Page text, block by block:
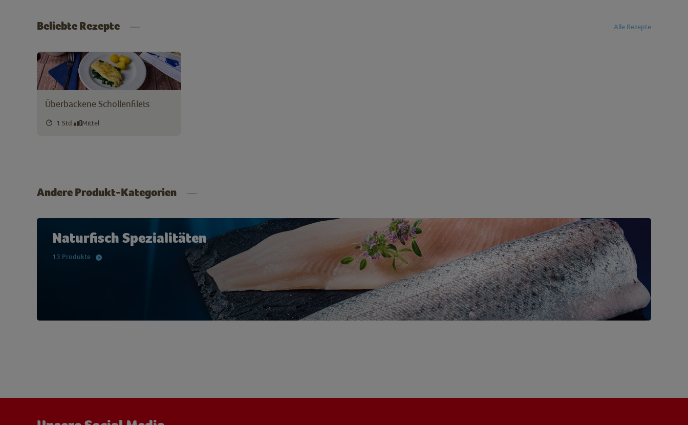
Beliebte Rezepte Alle Rezepte
Überbackene Schollenfilets
1 Std. Mittel
Andere Produkt-Kategorien
Naturfisch Spezialitäten
13 Produkte